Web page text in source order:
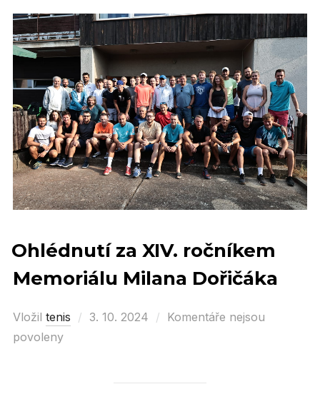
Ohlédnutí za XIV. ročníkem
Memoriálu Milana Dořičáka
Vložil tenis
Posted
3. 10. 2024
Komentáře nejsou
povoleny